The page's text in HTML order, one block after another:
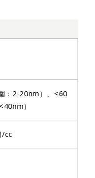
：2-20nm）、<60
）
/cc